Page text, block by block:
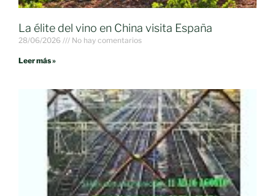
La élite del vino en China visita España
28/06/2026 No hay comentarios
Leer más »